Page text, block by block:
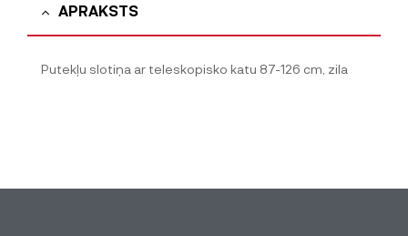
APRAKSTS
Putekļu slotiņa ar teleskopisko katu 87-126 cm, zila